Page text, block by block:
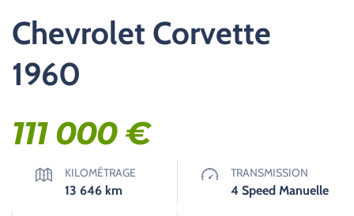
Chevrolet Corvette
1960
111 000€
KILOMÉTRAGE
13 646 km
TRANSMISSION
4 Speed Manuelle